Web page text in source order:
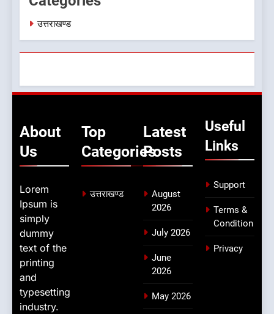
उत्तराखण्ड
About
Us
Lorem
Ipsum is
simply
dummy
text of the
printing
and
typesetting
industry.
Top
Categories
उत्तराखण्ड
Latest
Posts
August
2026
July 2026
June
2026
May 2026
Useful
Links
Support
Terms &
Condition
Privacy